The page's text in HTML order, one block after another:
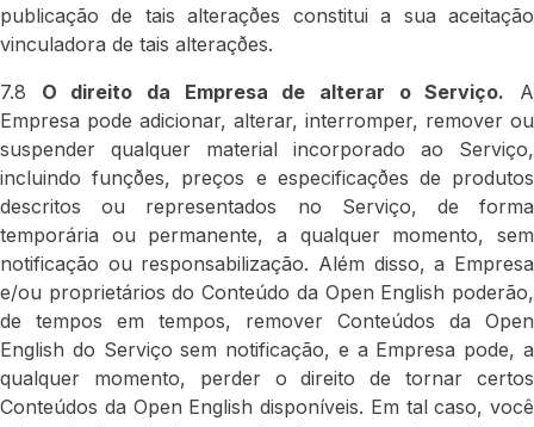
publicação de tais alteraçðes constitui a sua aceitação
vinculadora de tais alteraçðes.
7.8 O direito da Empresa de alterar o Serviço. A
Empresa pode adicionar, alterar, interromper, remover ou
suspender qualquer material incorporado ao Serviço,
incluindo funçðes, preços e especificaçðes de produtos
descritos ou representados no Serviço, de forma
temporária ou permanente, a qualquer momento, sem
notificação ou responsabilização. Além disso, a Empresa
e/ou proprietários do Conteúdo da Open English poderão,
de tempos em tempos, remover Conteúdos da Open
English do Serviço sem notificação, e a Empresa pode, a
qualquer momento, perder o direito de tornar certos
Conteúdos da Open English disponíveis. Em tal caso, você